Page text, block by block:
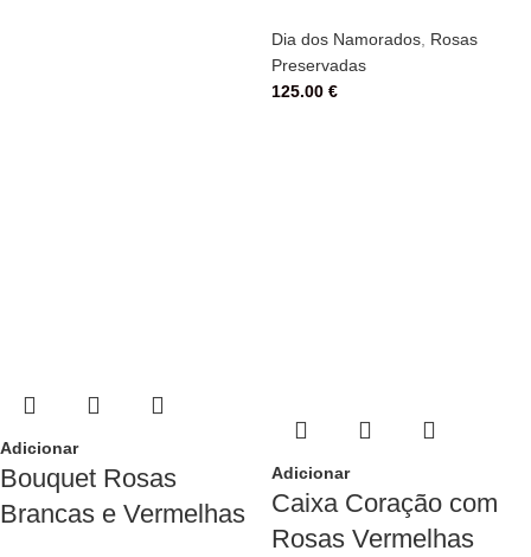
Dia dos Namorados Rosas
Preservadas
125.00 €
Adicionar
Bouquet Rosas
Brancas e Vermelhas
Adicionar
Caixa Coração com
Rosas Vermelhas